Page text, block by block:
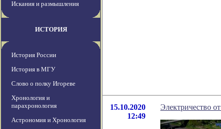
Искания и размышления
ИСТОРИЯ
История России
История в МГУ
Слово о полку Игореве
Хронология и
парахронология
Астрономия и Хронология
15.10.2020
12:49
Электричество